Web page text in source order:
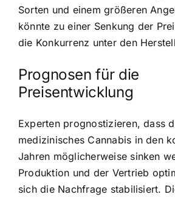
Sorten und einem größeren
könnte zu einer Senkung der
die Konkurrenz unter den
Prognosen für die
Preisentwicklung
Experten prognostizieren, dass
medizinisches Cannabis in den
Jahren möglicherweise sinken
Produktion und der Vertrieb
sich die Nachfrage stabilisiert.